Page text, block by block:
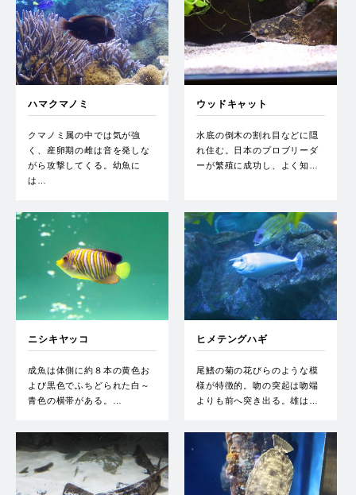
ハマクマノミ
クマノミ属の中では気が強
く、産卵期の雌は音を発しな
がら攻撃してくる。幼魚に
は…
ウッドキャット
水底の倒木の割れ目などに隠
れ住む。日本のプロブリーダ
ーが繁殖に成功し、よく知…
ニシキヤッコ
成魚は体側に約８本の黄色お
よび黒色でふちどられた白～
青色の横帯がある。…
ヒメテングハギ
尾鰭の菊の花びらのような模
様が特徴的。吻の突起は吻端
よりも前へ突き出る。雄は…